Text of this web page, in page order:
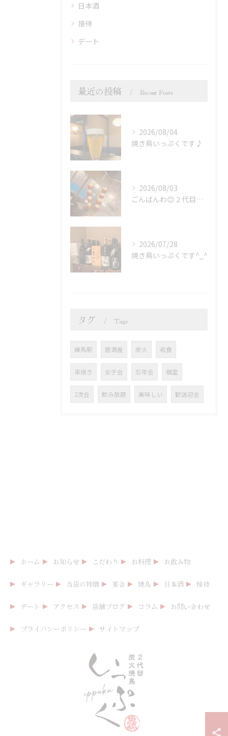
日本酒
接待
デート
最近の投稿 Recent Posts
2026/08/04
焼き鳥いっぷくです♪
2026/08/03
ごんばんわ😊２代目炭火焼鳥いっぷくです
2026/07/28
焼き鳥いっぷくです^_^
タグ Tags
練馬駅 居酒屋 炭火 和食
串焼き 女子会 忘年会 個室
2次会 飲み放題 美味しい 歓送迎会
ホーム お知らせ こだわり お料理 お飲み物
ギャラリー 当店の特徴 宴会 焼鳥 日本酒 接待
デート アクセス 店舗ブログ コラム お問い合わせ
プライバシーポリシー サイトマップ